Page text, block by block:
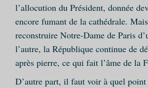
l’allocution du Président, donnée
encore fumant de la cathédrale.
reconstruire Notre-Dame de Paris
l’autre, la République continue de
après pierre, ce qui fait l’âme de la
D’autre part, il faut voir à quel point